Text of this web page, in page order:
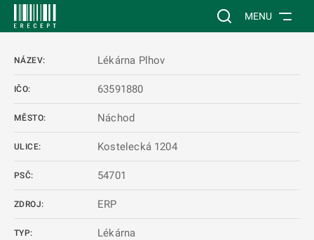
Vyhledávání na
MENU
NÁZEV: Lékárna Plhov
IČO: 63591880
MĚSTO: Náchod
ULICE: Kostelecká 1204
PSČ: 54701
ZDROJ: ERP
TYP: Lékárna